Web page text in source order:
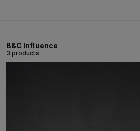
B&C Influence
3 products